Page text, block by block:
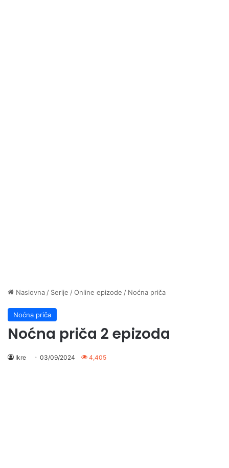
Naslovna / Serije /Online epizode / Noćna priča
Noćna priča
Noćna priča 2 epizoda
Ikre 03/09/2024 4,405